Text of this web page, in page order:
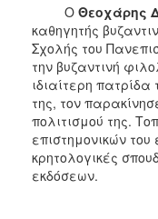
Ο Θεοχάρης
καθηγητής
Σχολής του
την βυζαντινή
ιδιαίτερη
της, τον
πολιτισμού της.
επιστημονικών
κρητολογικές
εκδόσεων.